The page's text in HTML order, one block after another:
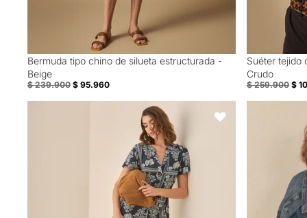
60% Off
Bermuda tipo chino de silueta estructurada -
Beige
$ 239.900 $ 95.960
60% Off
Suéter tejido
Crudo
$ 259.900 $
Vestido corto manga corta acampanada para mujer - Azul
Favoritos
Pantalón